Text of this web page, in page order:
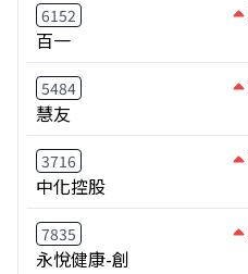
6152
百一
5484
慧友
3716
中化控股
7835
永悅健康-創